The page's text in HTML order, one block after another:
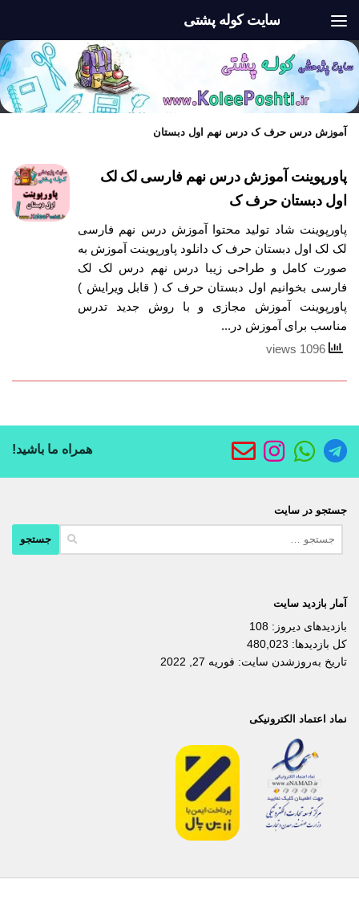
سایت کوله پشتی
آموزش درس حرف ک درس نهم اول دبستان
پاورپوینت آموزش درس نهم فارسی لک لک
اول دبستان حرف ک
پاورپوینت شاد تولید محتوا آموزش درس نهم فارسی
لک لک اول دبستان حرف ک دانلود پاورپوینت آموزش به
صورت کامل و طراحی زیبا درس نهم درس لک لک
فارسی بخوانیم اول دبستان حرف ک ( قابل ویرایش )
پاورپوینت آموزش مجازی و با روش جدید تدرس
مناسب برای آموزش در...
همراه ما باشید!
جستجو در سایت
آمار بازدید سایت
بازدیدهای دیروز: 108
کل بازدیدها: 480,023
تاریخ به‌روزشدن سایت: فوریه 27, 2022
نماد اعتماد الکترونیکی